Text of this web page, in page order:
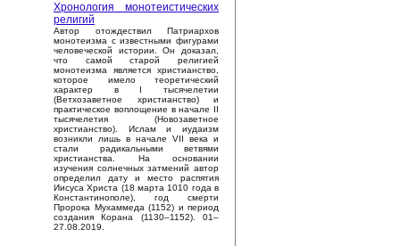
Хронология монотеистических
религий
Автор отождествил Патриархов
монотеизма с известными фигурами
человеческой истории. Он доказал,
что самой старой религией
монотеизма является христианство,
которое имело теоретический
характер в I тысячелетии
(Ветхозаветное христианство) и
практическое воплощение в начале II
тысячелетия (Новозаветное
христианство). Ислам и иудаизм
возникли лишь в начале VII века и
стали радикальными ветвями
христианства. На основании
изучения солнечных затмений автор
определил дату и место распятия
Иисуса Христа (18 марта 1010 года в
Константинополе), год смерти
Пророка Мухаммеда (1152) и период
создания Корана (1130–1152). 01–
27.08.2019.